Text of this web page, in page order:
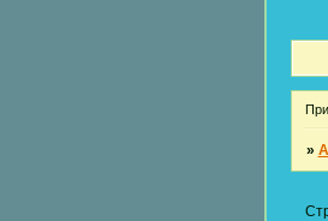
»